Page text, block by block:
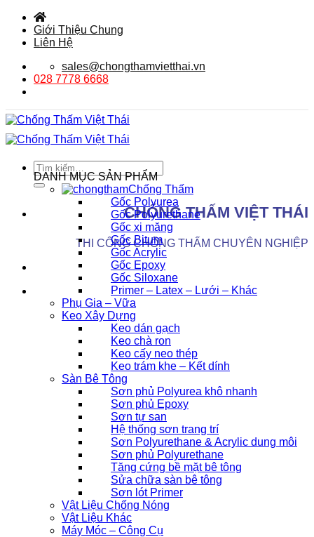
qua
Giới Thiệu Chung
Liên Hệ
sales@chongthamvietthai.vn
028 7778 6668
Tìm
kiếm:
CHỐNG THẤM VIỆT THÁI
THI CÔNG CHỐNG THẤM CHUYÊN NGHIỆP
DANH MỤC SẢN PHẨM
Chống Thấm
Gốc Polyurea
Gốc Polyurethane
Gốc xi măng
Gốc Bitum
Gốc Acrylic
Gốc Epoxy
Gốc Siloxane
Primer – Latex – Lưới – Khác
Phụ Gia – Vữa
Keo Xây Dựng
Keo dán gạch
Keo chà ron
Keo cấy neo thép
Keo trám khe – Kết dính
Sàn Bê Tông
Sơn phủ Polyurea khô nhanh
Sơn phủ Epoxy
Sơn tự san
Hệ thống sơn trang trí
Sơn Polyurethane & Acrylic dung môi
Sơn phủ Polyurethane
Tăng cứng bề mặt bê tông
Sửa chữa sàn bê tông
Sơn lót Primer
Vật Liệu Chống Nóng
Vật Liệu Khác
Máy Móc – Công Cụ